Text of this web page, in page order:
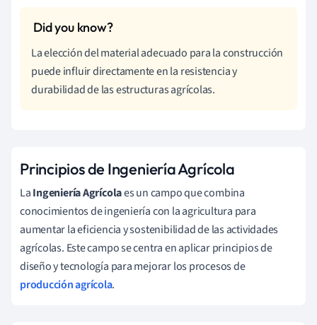
La elección del material adecuado para la construcción
puede influir directamente en la resistencia y
durabilidad de las estructuras agrícolas.
Principios de Ingeniería Agrícola
LaIngeniería Agrícolaes un campo que combina
conocimientos de ingeniería con la agricultura para
aumentar la eficiencia y sostenibilidad de las actividades
agrícolas. Este campo se centra en aplicar principios de
diseño y tecnología para mejorar los procesos de
producción agrícola.